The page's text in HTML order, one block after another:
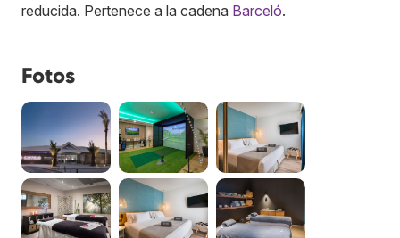
reducida. Pertenece a la cadena Barceló.
Fotos